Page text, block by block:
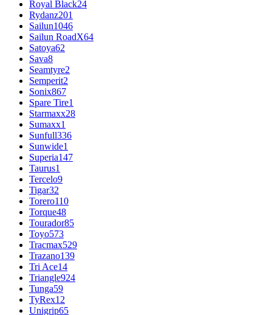
Royal Black24
Rydanz201
Sailun1046
Sailun RoadX64
Satoya62
Sava8
Seamtyre2
Semperit2
Sonix867
Spare Tire1
Starmaxx28
Sumaxx1
Sunfull336
Sunwide1
Superia147
Taurus1
Tercelo9
Tigar32
Torero110
Torque48
Tourador85
Toyo573
Tracmax529
Trazano139
Tri Ace14
Triangle924
Tunga59
TyRex12
Unigrip65